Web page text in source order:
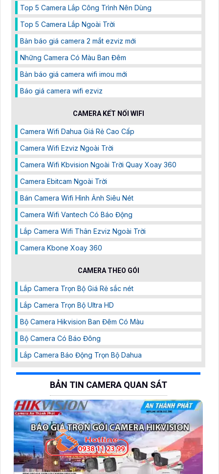
Top 5 Camera Lắp Công Trình Nên Dùng
Top 5 Camera Lắp Ngoài Trời
Bản báo giá camera 2 mắt ezviz mới
Những Camera Có Màu Ban Đêm
Bản báo giá camera wifi imou mới
Báo giá camera wifi ezviz
CAMERA KẾT NỐI WIFI
Camera Wifi Dahua Giá Rẻ Cao Cấp
Camera Wifi Ezviz Ngoài Trời
Camera Wifi Kbvision Ngoài Trời Quay Xoay 360
Camera Ebitcam Ngoài Trời
Bán Camera Wifi Hình Ảnh Siêu Nét
Camera Wifi Vantech Có Báo Động
Lắp Camera Wifi Thân Ezviz Ngoài Trời
Camera Kbone Xoay 360
CAMERA THEO GÓI
Lắp Camera Trọn Bộ Giá Rẻ sắc nét
Lắp Camera Trọn Bộ Ultra HD
Bộ Camera Hikvision Ban Đêm Có Màu
Bộ Camera Có Báo Đông
Lắp Camera Báo Động Trọn Bộ Dahua
BẢN TIN CAMERA QUAN SÁT